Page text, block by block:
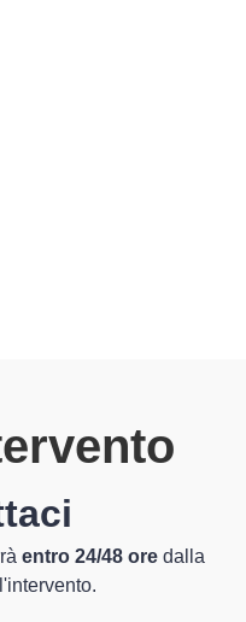
entro 24/48 ore dalla